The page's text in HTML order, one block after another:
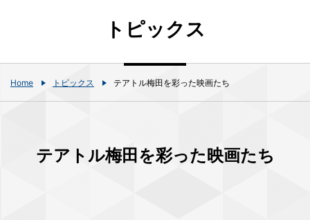
トピックス
Home トピックス テアトル梅田を彩った映画たち
テアトル梅田を彩った映画たち